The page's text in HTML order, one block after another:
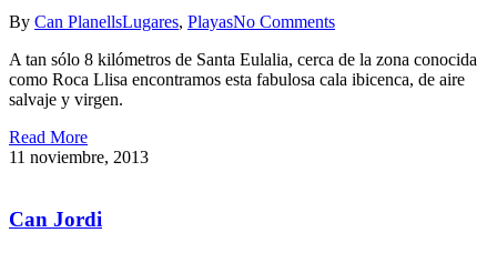
By Can PlanellsLugares, PlayasNo Comments
A tan sólo 8 kilómetros de Santa Eulalia, cerca de la zona conocida
como Roca Llisa encontramos esta fabulosa cala ibicenca, de aire
salvaje y virgen.
Read More
11 noviembre, 2013
Can Jordi